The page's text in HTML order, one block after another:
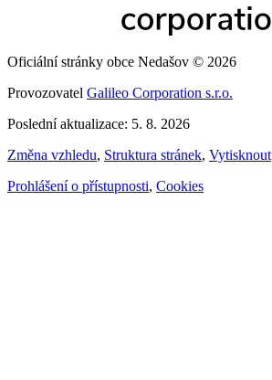
Oficiální stránky obce Nedašov © 2026
Provozovatel Galileo Corporation s.r.o.
Poslední aktualizace: 5. 8. 2026
Změna vzhledu, Struktura stránek, Vytisknout
Prohlášení o přístupnosti, Cookies